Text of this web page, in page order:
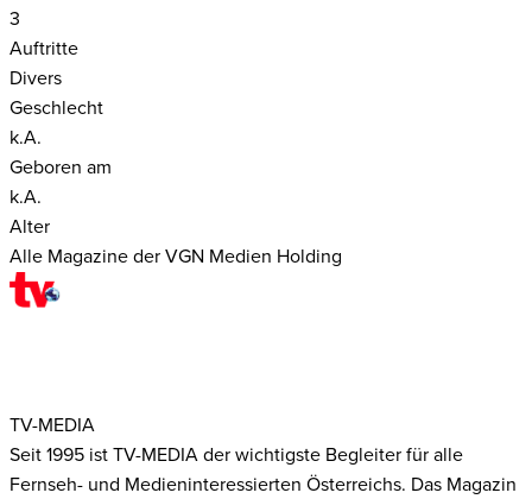
3
Auftritte
Divers
Geschlecht
k.A.
Geboren am
k.A.
Alter
Alle Magazine der VGN Medien Holding
TV-MEDIA
Seit 1995 ist TV-MEDIA der wichtigste Begleiter für alle
Fernseh- und Medieninteressierten Österreichs. Das Magazin